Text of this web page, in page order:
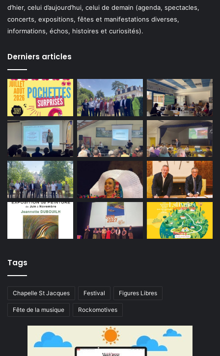
d’hier, celui d’aujourd’hui, celui de demain (agenda, spectacles,
concerts, expositions, fêtes et manifestations diverses,
informations, échos, histoires et curiosités).
Derniers articles
Tags
Chapelle St Jacques Festival Figures Libres
Fête de la musique Rockomotives